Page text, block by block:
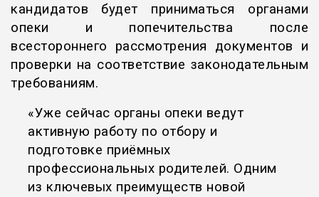
кандидатов будет приниматься органами
опеки и попечительства после
всестороннего рассмотрения документов и
проверки на соответствие законодательным
требованиям.
«Уже сейчас органы опеки ведут
активную работу по отбору и
подготовке приёмных
профессиональных родителей. Одним
из ключевых преимуществ новой